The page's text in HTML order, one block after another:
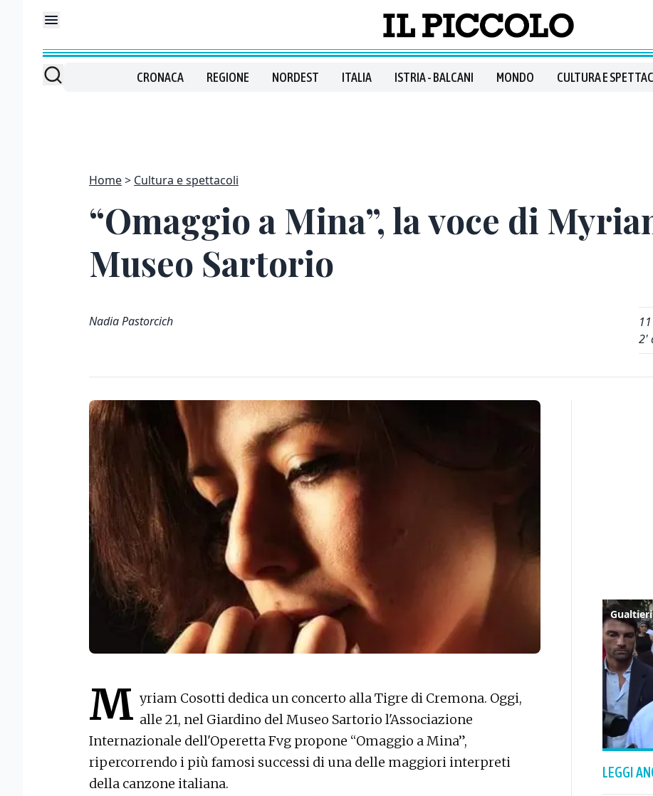
CRONACA REGIONE NORDEST ITALIA ISTRIA - BALCANI MONDO CULTURA E
Home Cultura e spettacoli
“Omaggio a Mina”, la voce di
Museo Sartorio
Nadia Pastorcich
2'
M yriam Cosotti dedica un concerto alla Tigre di Cremona. Oggi,
alle 21, nel Giardino del Museo Sartorio l'Associazione
Internazionale dell'Operetta Fvg propone “Omaggio a Mina”,
ripercorrendo i più famosi successi di una delle maggiori interpreti
della canzone italiana.
LEGGI